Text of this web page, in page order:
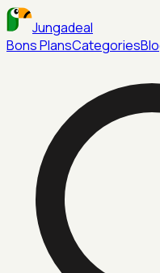
Jungadeal
Bons PlansCategories